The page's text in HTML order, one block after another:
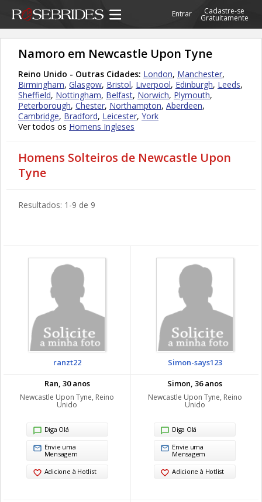
Entrar Cadastre-se
Gratuitamente
Namoro em Newcastle Upon Tyne
Reino Unido - Outras Cidades: London, Manchester,
Birmingham, Glasgow, Bristol, Liverpool, Edinburgh, Leeds,
Sheffield, Nottingham, Belfast, Norwich, Plymouth,
Peterborough, Chester, Northampton, Aberdeen,
Cambridge, Bradford, Leicester, York
Ver todos os Homens Ingleses
Homens Solteiros de Newcastle Upon
Tyne
Resultados: 1-9 de 9
ranzt22
Ran, 30 anos
Newcastle Upon Tyne, Reino
Unido
Diga Olá
Envie uma
Mensagem
Adicione à Hotlist
Simon-says123
Simon, 36 anos
Newcastle Upon Tyne, Reino
Unido
Diga Olá
Envie uma
Mensagem
Adicione à Hotlist